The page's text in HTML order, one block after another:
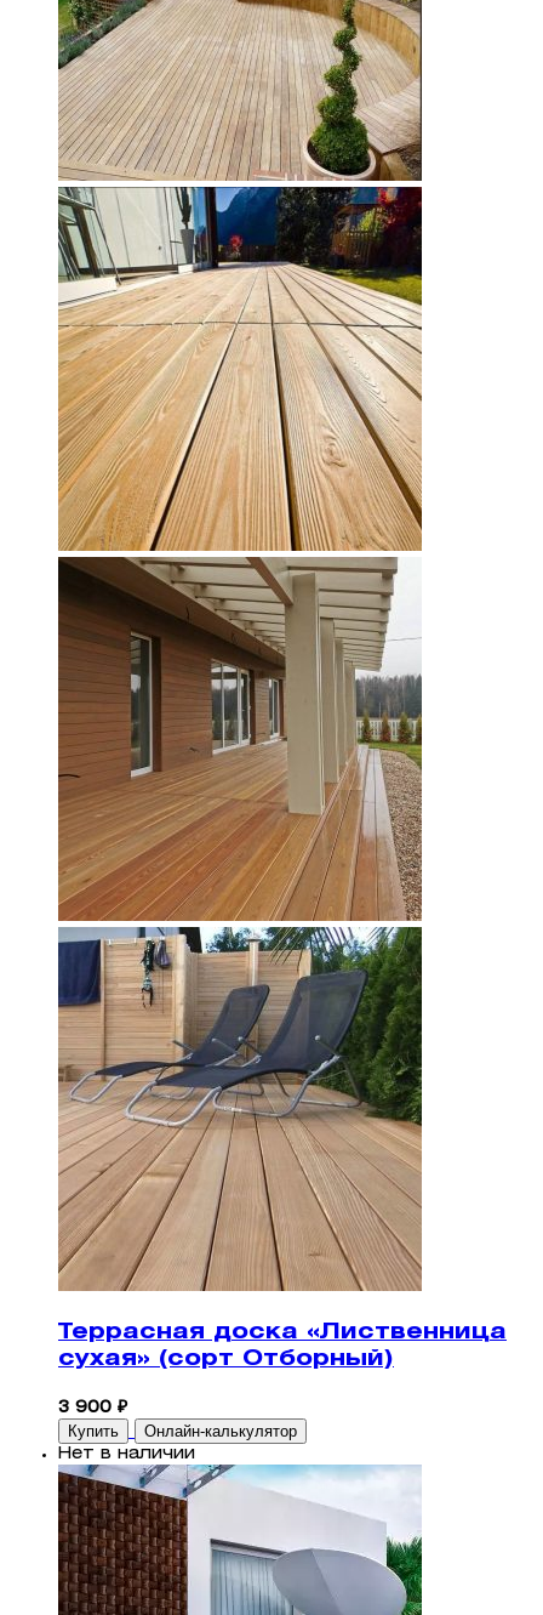
Террасная доска «Лиственница
сухая» (сорт Отборный)
3 900 ₽
Купить Онлайн-калькулятор
Нет в наличии